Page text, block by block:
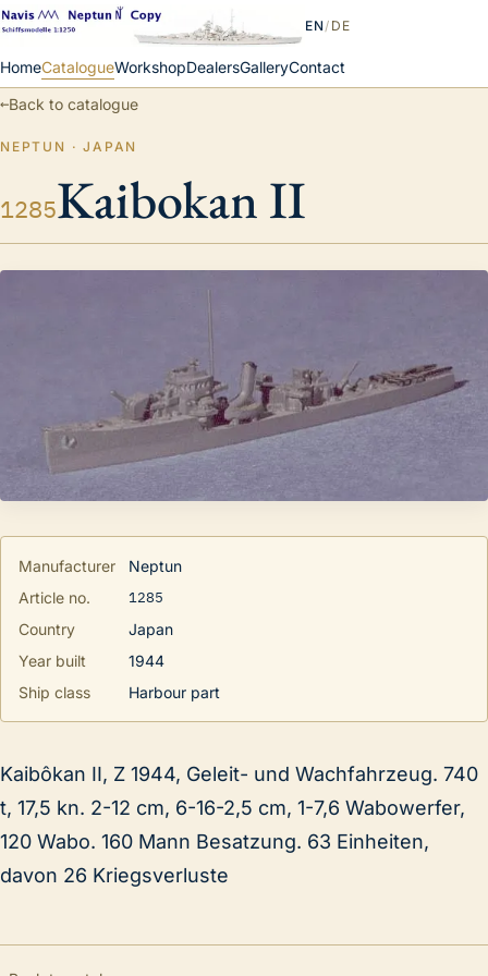
HomeCatalogueWorkshopDealersGalleryContact
EN/ DE
←Back to catalogue
NEPTUN · JAPAN
1285Kaibokan II
Manufacturer
Neptun
Article no.
1285
Country
Japan
Year built
1944
Ship class
Harbour part
Kaibôkan II, Z 1944, Geleit- und Wachfahrzeug. 740
t, 17,5 kn. 2-12 cm, 6-16-2,5 cm, 1-7,6 Wabowerfer,
120 Wabo. 160 Mann Besatzung. 63 Einheiten,
davon 26 Kriegsverluste